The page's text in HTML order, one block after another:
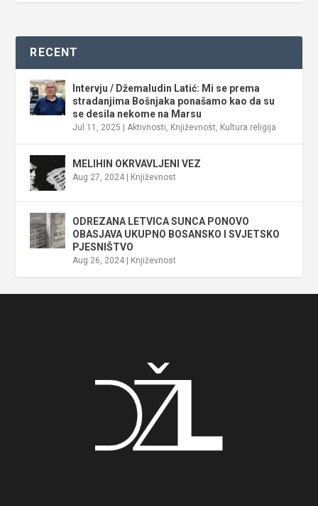
RECENT
Intervju / Džemaludin Latić: Mi se prema
stradanjima Bošnjaka ponašamo kao da su
se desila nekome na Marsu
Jul 11, 2025 |Aktivnosti, Književnost, Kultura religija
MELIHIN OKRVAVLJENI VEZ
Aug 27, 2024 Književnost
ODREZANA LETVICA SUNCA PONOVO
OBASJAVA UKUPNO BOSANSKO I SVJETSKO
PJESNIŠTVO
Aug 26, 2024 Književnost